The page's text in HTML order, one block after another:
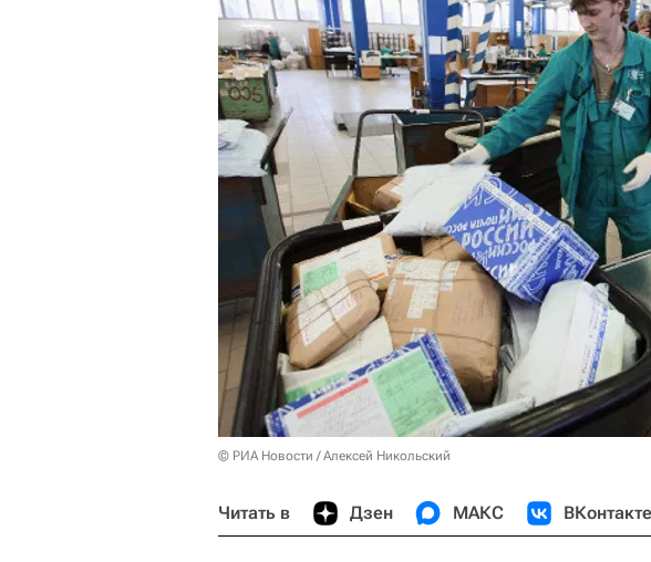
© РИА Новости / Алексей Никольский
Читать в Дзен МАКС ВКонтакте